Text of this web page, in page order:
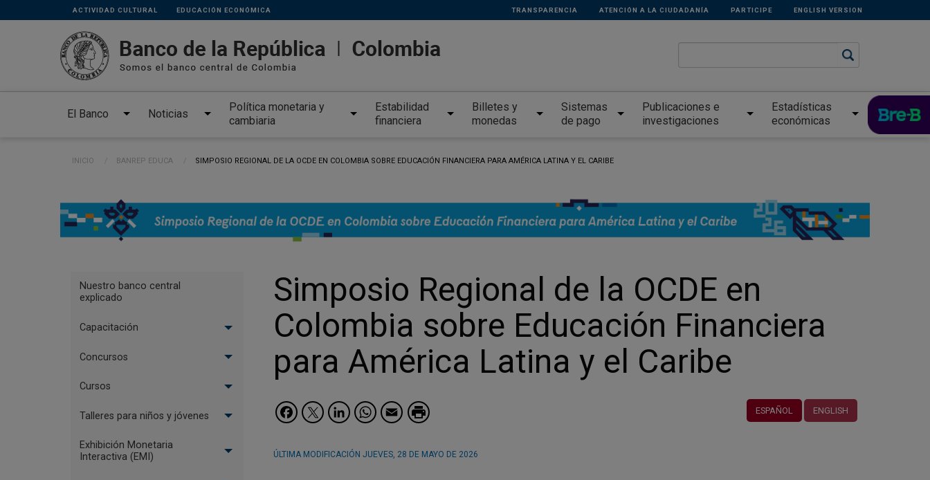
Pasar al contenido principal
Links
secundarios
ACTIVIDAD CULTURAL EDUCACIÓN ECONÓMICA TRANSPARENCIA ATENCIÓN A LA CIUDADANÍA PARTICIPE ENGLISH VERSION
El Banco Noticias
Política monetaria y
cambiaria
Estabilidad
financiera
Billetes y
monedas
Sistemas
de pago
Publicaciones e
investigaciones
Estadísticas
económicas
Ruta de navegación
INICIO BANREP EDUCA CURRENT:
SIMPOSIO REGIONAL DE LA OCDE EN COLOMBIA SOBRE EDUCACIÓN FINANCIERA PARA AMÉRICA LATINA Y EL CARIBE
Simposio Regional de la OCDE en
Colombia sobre Educación Financiera
para América Latina y el Caribe
ESPAÑOL ENGLISH
Facebook
Twitter
LinkedIn
WhatsApp
Email
ÚLTIMA MODIFICACIÓN JUEVES, 28 DE MAYO DE 2026
Menu
Educación
Económica
Nuestro banco central
explicado
Capacitación
Concursos
Cursos
Talleres para niños y jóvenes
Exhibición Monetaria
Interactiva (EMI)